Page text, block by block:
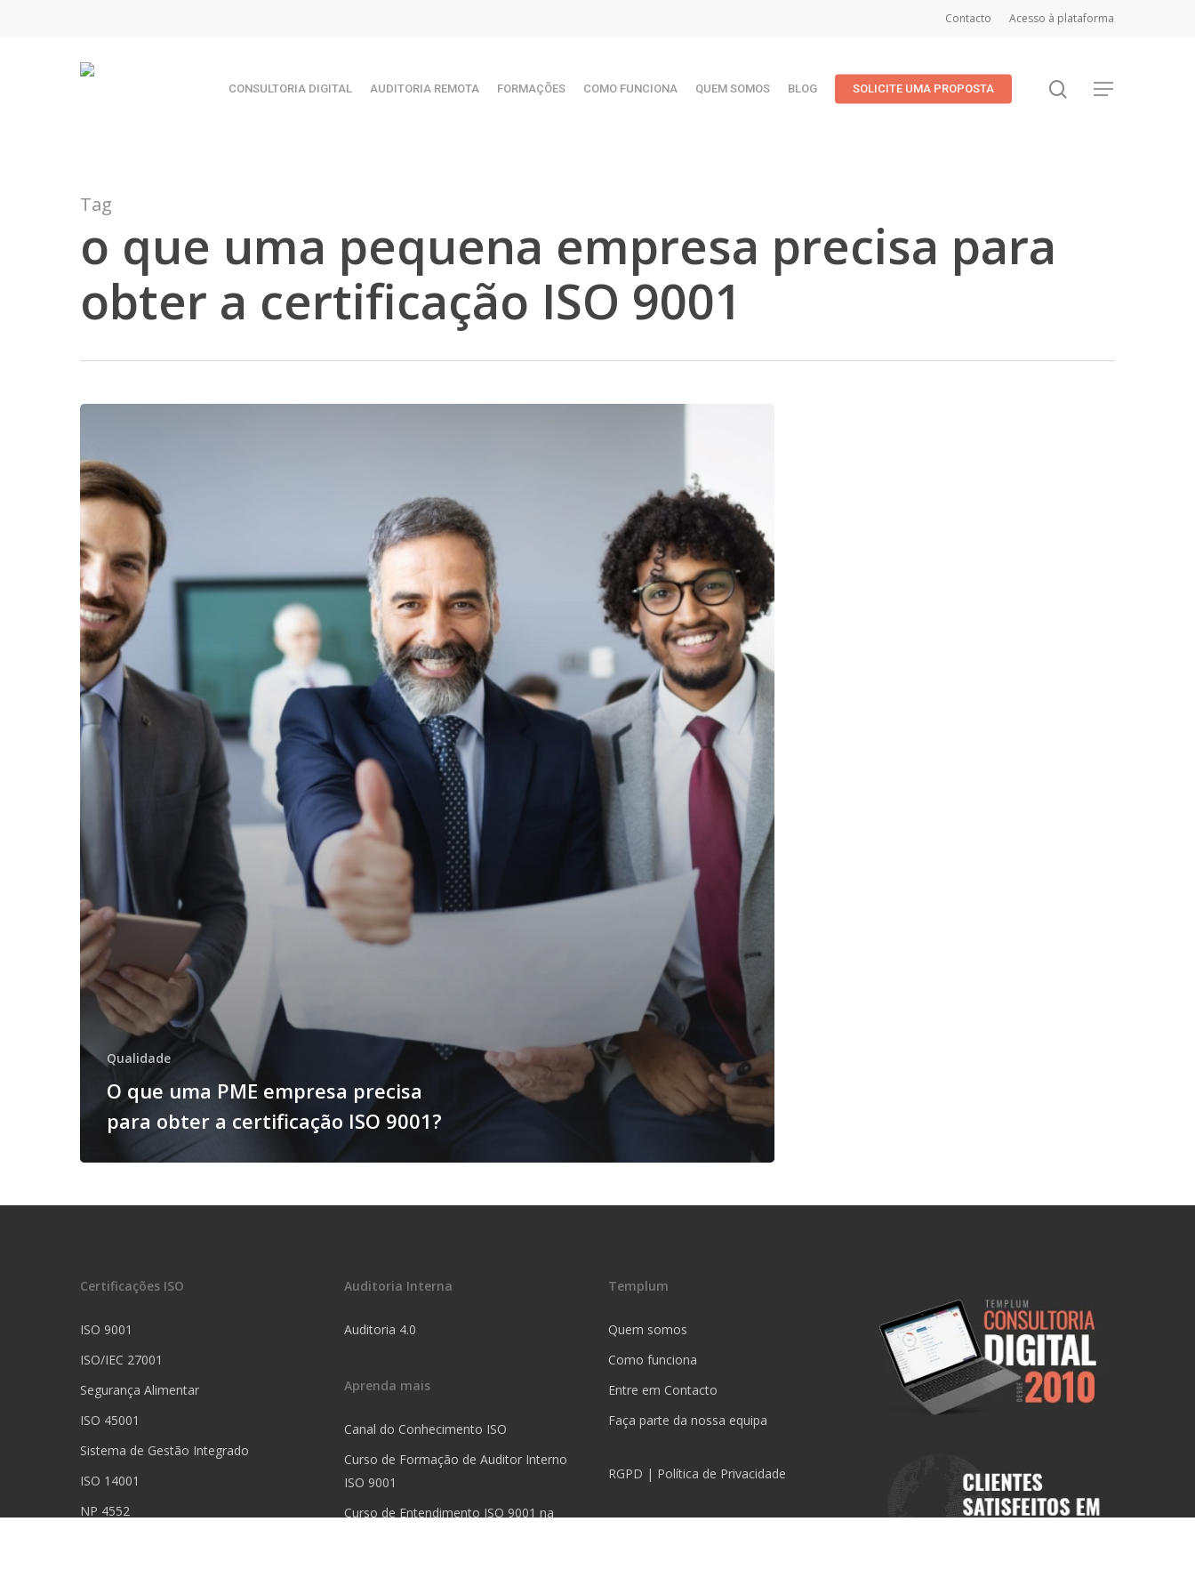
Contacto Acesso à plataforma
Hit enter to search or ESC to close
CONSULTORIA DIGITAL AUDITORIA REMOTA FORMAÇÕES COMO FUNCIONA QUEM SOMOS BLOG SOLICITE UMA PROPOSTA search
Menu
Tag
o que uma pequena empresa precisa para
obter a certificação ISO 9001
Qualidade
O que uma PME empresa precisa
para obter a certificação ISO 9001?
Certificações ISO
ISO 9001
ISO/IEC 27001
Segurança Alimentar
ISO 45001
Sistema de Gestão Integrado
ISO 14001
NP 4552
Auditoria Interna
Auditoria 4.0
Aprenda mais
Canal do Conhecimento ISO
Curso de Formação de Auditor Interno
ISO 9001
Curso de Entendimento ISO 9001 na
Templum
Quem somos
Como funciona
Entre em Contacto
Faça parte da nossa equipa
RGPD | Política de Privacidade